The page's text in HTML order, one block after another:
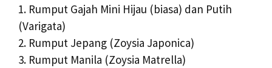
1. Rumput Gajah Mini Hijau (biasa) dan Putih
(Varigata)
2. Rumput Jepang (Zoysia Japonica)
3. Rumput Manila (Zoysia Matrella)